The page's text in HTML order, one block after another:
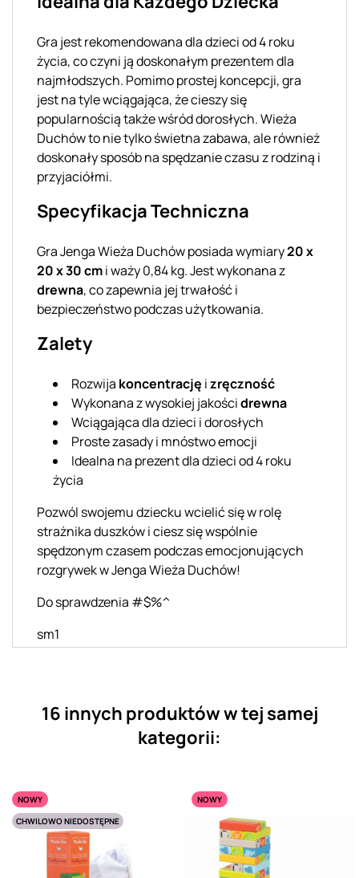
Gra jest rekomendowana dla dzieci od 4 roku
życia, co czyni ją doskonałym prezentem dla
najmłodszych. Pomimo prostej koncepcji, gra
jest na tyle wciągająca, że cieszy się
popularnością także wśród dorosłych. Wieża
Duchów to nie tylko świetna zabawa, ale również
doskonały sposób na spędzanie czasu z rodziną i
przyjaciółmi.
Specyfikacja Techniczna
Gra Jenga Wieża Duchów posiada wymiary20 x
20 x 30 cmi waży 0,84 kg. Jest wykonana z
drewna, co zapewnia jej trwałość i
bezpieczeństwo podczas użytkowania.
Zalety
Rozwija koncentrację izręczność
Wykonana z wysokiej jakościdrewna
Wciągająca dla dzieci i dorosłych
Proste zasady i mnóstwo emocji
Idealna na prezent dla dzieci od 4 roku
życia
Pozwól swojemu dziecku wcielić się w rolę
strażnika duszków i ciesz się wspólnie
spędzonym czasem podczas emocjonujących
rozgrywek w Jenga Wieża Duchów!
Do sprawdzenia #$%^
sm1
16 innych produktów w tej samej
kategorii:
NOWY
CHWILOWO NIEDOSTĘPNE
NOWY